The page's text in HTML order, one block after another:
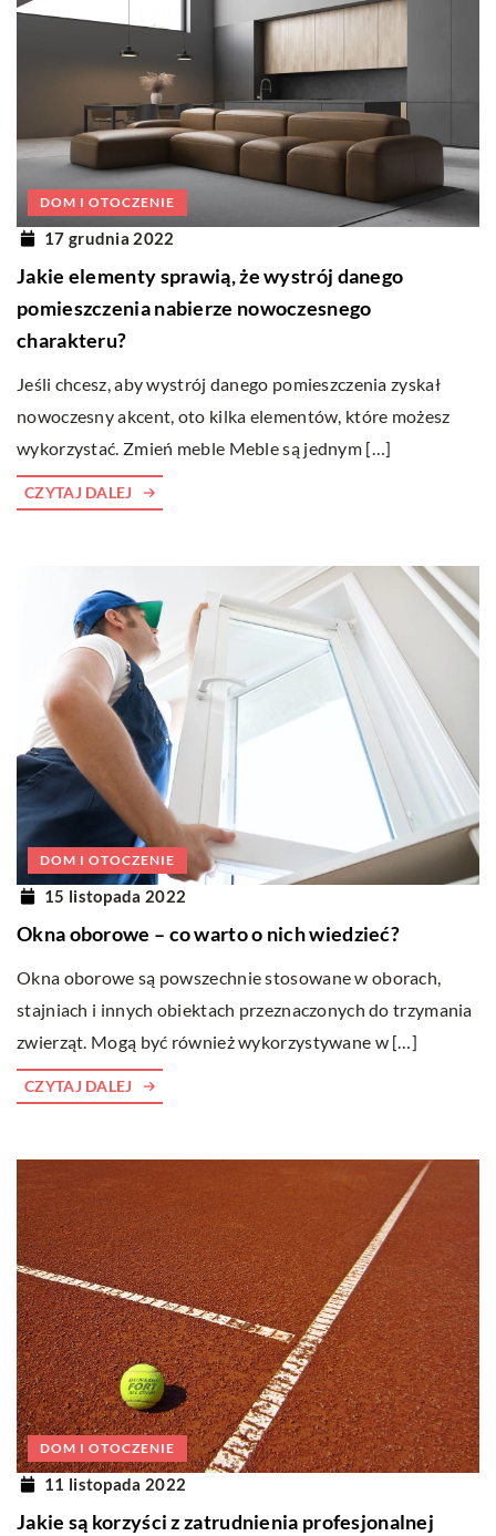
DOM I OTOCZENIE
17 grudnia 2022
Jakie elementy sprawią, że wystrój danego
pomieszczenia nabierze nowoczesnego
charakteru?
Jeśli chcesz, aby wystrój danego pomieszczenia zyskał
nowoczesny akcent, oto kilka elementów, które możesz
wykorzystać. Zmień meble Meble są jednym […]
CZYTAJ DALEJ
DOM I OTOCZENIE
15 listopada 2022
Okna oborowe – co warto o nich wiedzieć?
Okna oborowe są powszechnie stosowane w oborach,
stajniach i innych obiektach przeznaczonych do trzymania
zwierząt. Mogą być również wykorzystywane w […]
CZYTAJ DALEJ
DOM I OTOCZENIE
11 listopada 2022
Jakie są korzyści z zatrudnienia profesjonalnej